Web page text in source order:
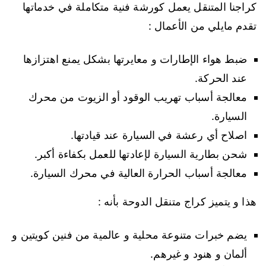
كراجنا المتنقل يعمل كورشة فنية متكاملة في خدماتها
تقدم مايلي من الأعمال :
ضبط هواء الإطارات و معايرتها بشكل يمنع اهتزازها
عند الحركة.
معالجة أسباب تهريب الوقود أو الزيوت من محرك
السيارة.
اصلاح أي رعشة في السيارة عند قيادتها.
شحن بطارية السيارة لإعادتها للعمل بكفاءة أكبر.
معالجة أسباب الحرارة العالية في محرك السيارة.
هذا و يتميز كراج متنقل الدوحة بأنه :
يضم خبرات متنوعة محلية و عالمية من فنين كويتين و
ألمان و هنود و غيرهم.